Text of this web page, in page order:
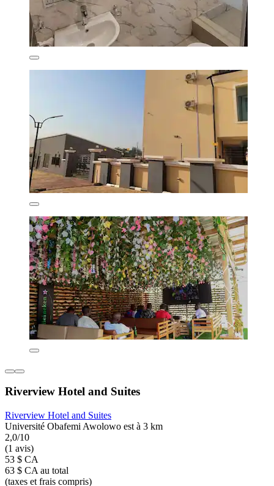
Riverview Hotel and Suites
Riverview Hotel and Suites
Université Obafemi Awolowo est à 3 km
2,0/10
(1 avis)
53 $ CA
63 $ CA au total
(taxes et frais compris)